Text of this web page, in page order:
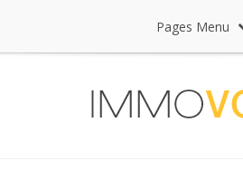
Pages Menu